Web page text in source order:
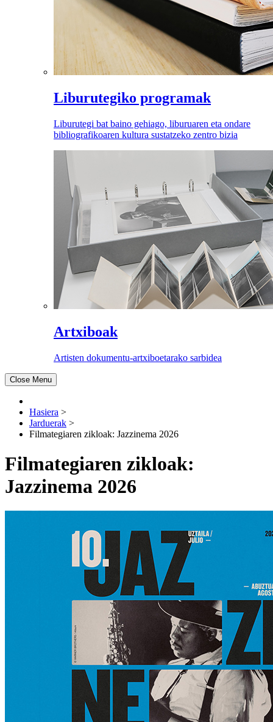
Liburutegiko programak
Liburutegi bat baino gehiago, liburuaren eta ondare
bibliografikoaren kultura sustatzeko zentro bizia
Artxiboak
Artisten dokumentu-artxiboetarako sarbidea
Close Menu
Hasiera >
Jarduerak >
Filmategiaren zikloak: Jazzinema 2026
Filmategiaren zikloak:
Jazzinema 2026